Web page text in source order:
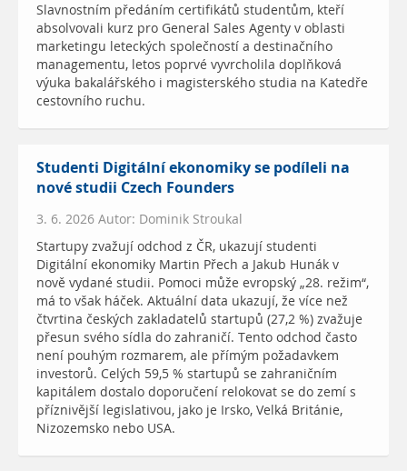
Slavnostním předáním certifikátů studentům, kteří
absolvovali kurz pro General Sales Agenty v oblasti
marketingu leteckých společností a destinačního
managementu, letos poprvé vyvrcholila doplňková
výuka bakalářského i magisterského studia na Katedře
cestovního ruchu.
Studenti Digitální ekonomiky se podíleli na
nové studii Czech Founders
3. 6. 2026 Autor: Dominik Stroukal
Startupy zvažují odchod z ČR, ukazují studenti
Digitální ekonomiky Martin Přech a Jakub Hunák v
nově vydané studii. Pomoci může evropský „28. režim“,
má to však háček. Aktuální data ukazují, že více než
čtvrtina českých zakladatelů startupů (27,2 %) zvažuje
přesun svého sídla do zahraničí. Tento odchod často
není pouhým rozmarem, ale přímým požadavkem
investorů. Celých 59,5 % startupů se zahraničním
kapitálem dostalo doporučení relokovat se do zemí s
příznivější legislativou, jako je Irsko, Velká Británie,
Nizozemsko nebo USA.